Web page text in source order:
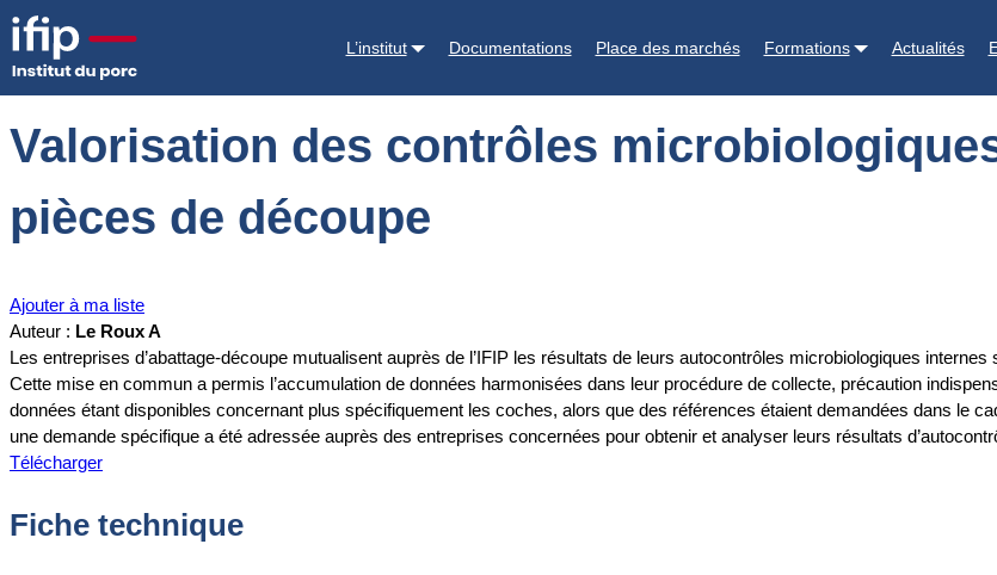
L’institut Documentations Place des marchés Formations Actualités
Accueil Documentations
Valorisation des contrôles
pièces de découpe
Ajouter à ma liste
Auteur : Le Roux A
Les entreprises d’abattage-découpe mutualisent auprès de l’IFIP les résultats de leurs autocontrôles microbiologiques
Cette mise en commun a permis l’accumulation de données harmonisées dans leur procédure de collecte, précaution
données étant disponibles concernant plus spécifiquement les coches, alors que des références étaient demandées dans le
une demande spécifique a été adressée auprès des entreprises concernées pour obtenir et analyser leurs résultats
Télécharger
Fiche technique